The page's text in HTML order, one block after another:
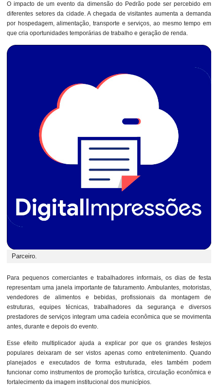
O impacto de um evento da dimensão do Pedrão pode ser percebido em
diferentes setores da cidade. A chegada de visitantes aumenta a demanda
por hospedagem, alimentação, transporte e serviços, ao mesmo tempo em
que cria oportunidades temporárias de trabalho e geração de renda.
Parceiro.
Para pequenos comerciantes e trabalhadores informais, os dias de festa
representam uma janela importante de faturamento. Ambulantes, motoristas,
vendedores de alimentos e bebidas, profissionais da montagem de
estruturas, equipes técnicas, trabalhadores da segurança e diversos
prestadores de serviços integram uma cadeia econômica que se movimenta
antes, durante e depois do evento.
Esse efeito multiplicador ajuda a explicar por que os grandes festejos
populares deixaram de ser vistos apenas como entretenimento. Quando
planejados e executados de forma estruturada, eles também podem
funcionar como instrumentos de promoção turística, circulação econômica e
fortalecimento da imagem institucional dos municípios.